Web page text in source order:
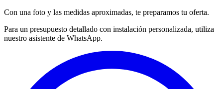
Con una foto y las medidas aproximadas, te preparamos tu oferta.
Para un presupuesto detallado con instalación personalizada, utiliza
nuestro asistente de WhatsApp.